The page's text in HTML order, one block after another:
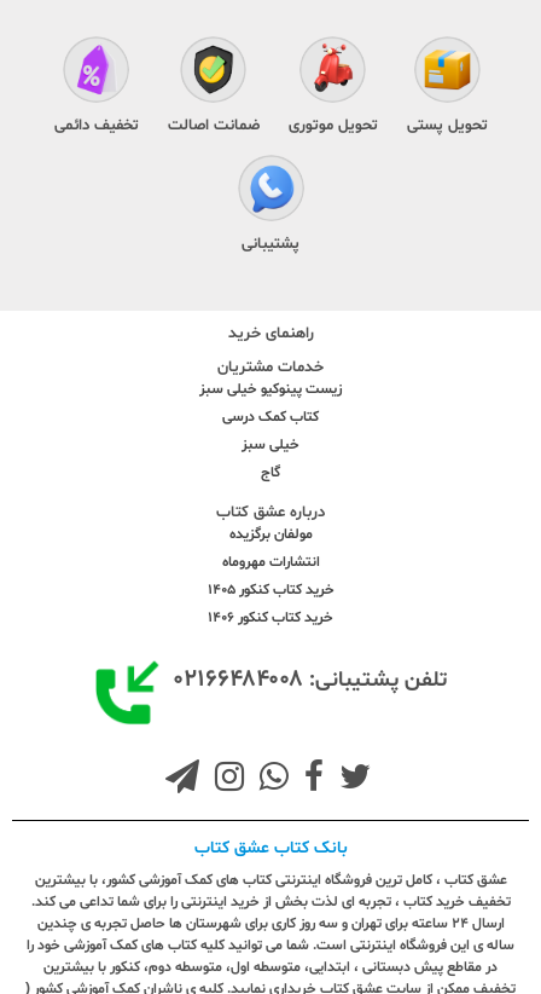
تحویل پستی تحویل موتوری ضمانت اصالت تخفیف دائمی
پشتیبانی
راهنمای خرید
خدمات مشتریان
زیست پینوکیو خیلی سبز
کتاب کمک درسی
خیلی سبز
گاج
درباره عشق کتاب
مولفان برگزیده
انتشارات مهروماه
خرید کتاب کنکور 1405
خرید کتاب کنکور 1406
تلفن پشتیبانی: ۰۲۱۶۶۴۸۴۰۰۸
بانک کتاب عشق کتاب
عشق کتاب ، کامل ترین فروشگاه اینترنتی کتاب های کمک آموزشی کشور، با بیشترین
تخفیف خرید کتاب ، تجربه ای لذت بخش از خرید اینترنتی را برای شما تداعی می کند.
ارسال ٢٤ ساعته برای تهران و سه روز کاری برای شهرستان ها حاصل تجربه ی چندین
ساله ی این فروشگاه اینترنتی است. شما می توانید کلیه کتاب های کمک آموزشی خود را
در مقاطع پیش دبستانی ، ابتدایی، متوسطه اول، متوسطه دوم، کنکور با بیشترین
تخفیف ممکن از سایت عشق کتاب خریداری نمایید. کلیه ی ناشران کمک آموزشی کشور (